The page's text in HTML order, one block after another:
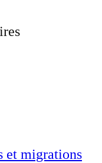
et migrations